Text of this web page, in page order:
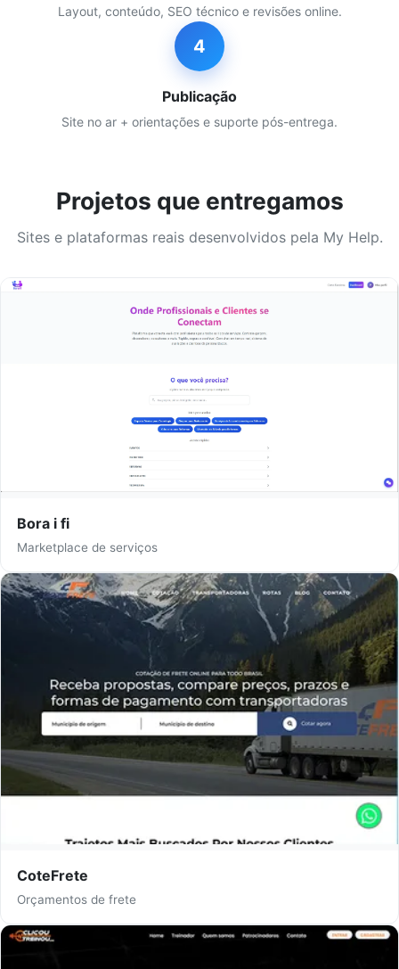
Layout, conteúdo, SEO técnico e revisões online.
4
Publicação
Site no ar + orientações e suporte pós-entrega.
Projetos que entregamos
Sites e plataformas reais desenvolvidos pela My Help.
Bora i fi
Marketplace de serviços
CoteFrete
Orçamentos de frete